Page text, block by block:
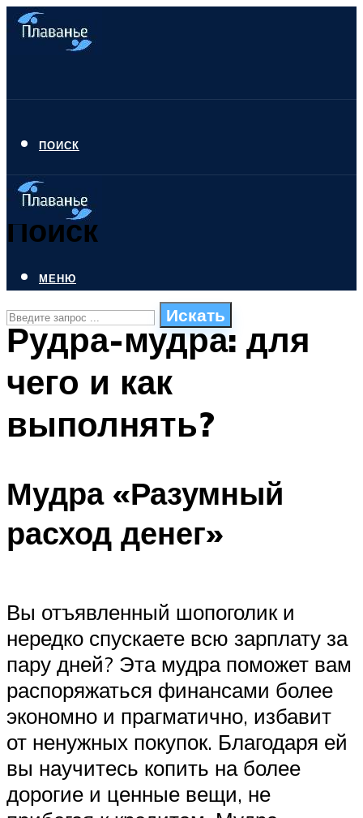
ПОИСК
Поиск
Искать
СТИЛИ ПЛАВАНЬЯ
ПЛАВАНЬЕ ДЛЯ ДЕТЕЙ
БАССЕЙН ДЛЯ ДОМА
МЕНЮ
МЕНЮ
Рудра-мудра: для
чего и как
выполнять?
Мудра «Разумный
расход денег»
Вы отъявленный шопоголик и
нередко спускаете всю зарплату за
пару дней? Эта мудра поможет вам
распоряжаться финансами более
экономно и прагматично, избавит
от ненужных покупок. Благодаря ей
вы научитесь копить на более
дорогие и ценные вещи, не